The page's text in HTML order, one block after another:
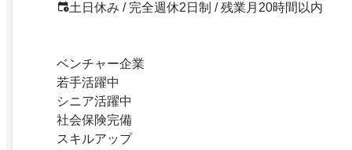
土日休み / 完全週休2日制 / 残業月20時間以内
ベンチャー企業
若手活躍中
シニア活躍中
社会保険完備
スキルアップ